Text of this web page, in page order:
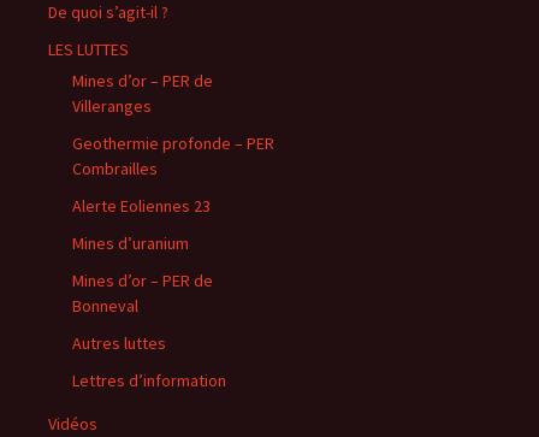
De quoi s’agit-il ?
LES LUTTES
Mines d’or – PER de
Villeranges
Geothermie profonde – PER
Combrailles
Alerte Eoliennes 23
Mines d’uranium
Mines d’or – PER de
Bonneval
Autres luttes
Lettres d’information
Vidéos